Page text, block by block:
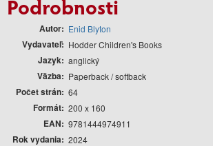
Podrobnosti
Autor Enid Blyton
Vydavateľ Hodder Children's Books
Jazyk anglický
Väzba Paperback / softback
Počet strán 64
Formát 200 x 160
EAN 9781444974911
Rok vydania 2024